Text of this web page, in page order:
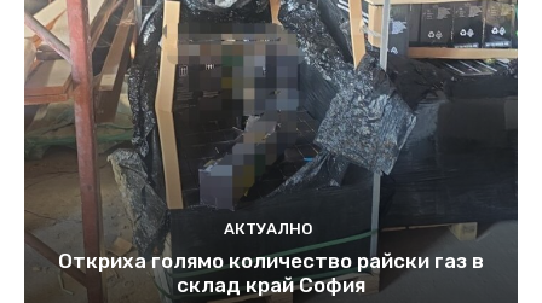
АКТУАЛНО
Откриха голямо количество райски газ в
склад край София